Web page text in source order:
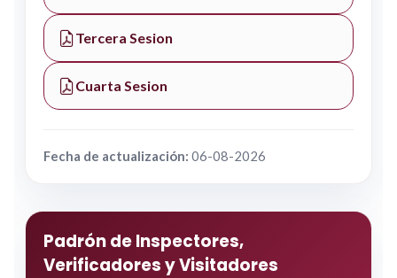
Tercera Sesion
Cuarta Sesion
Fecha de actualización: 06-08-2026
Padrón de Inspectores,
Verificadores y Visitadores